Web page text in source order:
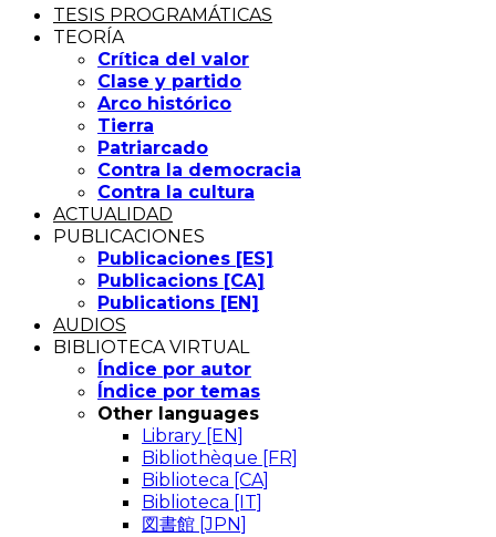
TESIS PROGRAMÁTICAS
TEORÍA
Crítica del valor
Clase y partido
Arco histórico
Tierra
Patriarcado
Contra la democracia
Contra la cultura
ACTUALIDAD
PUBLICACIONES
Publicaciones [ES]
Publicacions [CA]
Publications [EN]
AUDIOS
BIBLIOTECA VIRTUAL
Índice por autor
Índice por temas
Other languages
Library [EN]
Bibliothèque [FR]
Biblioteca [CA]
Biblioteca [IT]
図書館 [JPN]